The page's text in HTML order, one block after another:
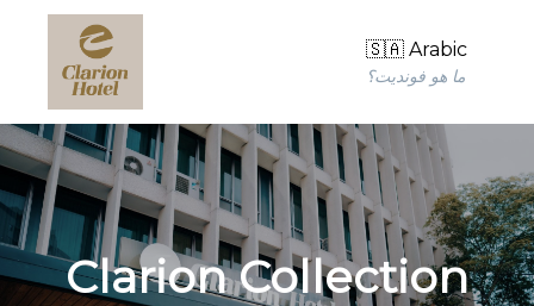
🇸🇦 Arabic
ما هو فونديت؟
Clarion Collection